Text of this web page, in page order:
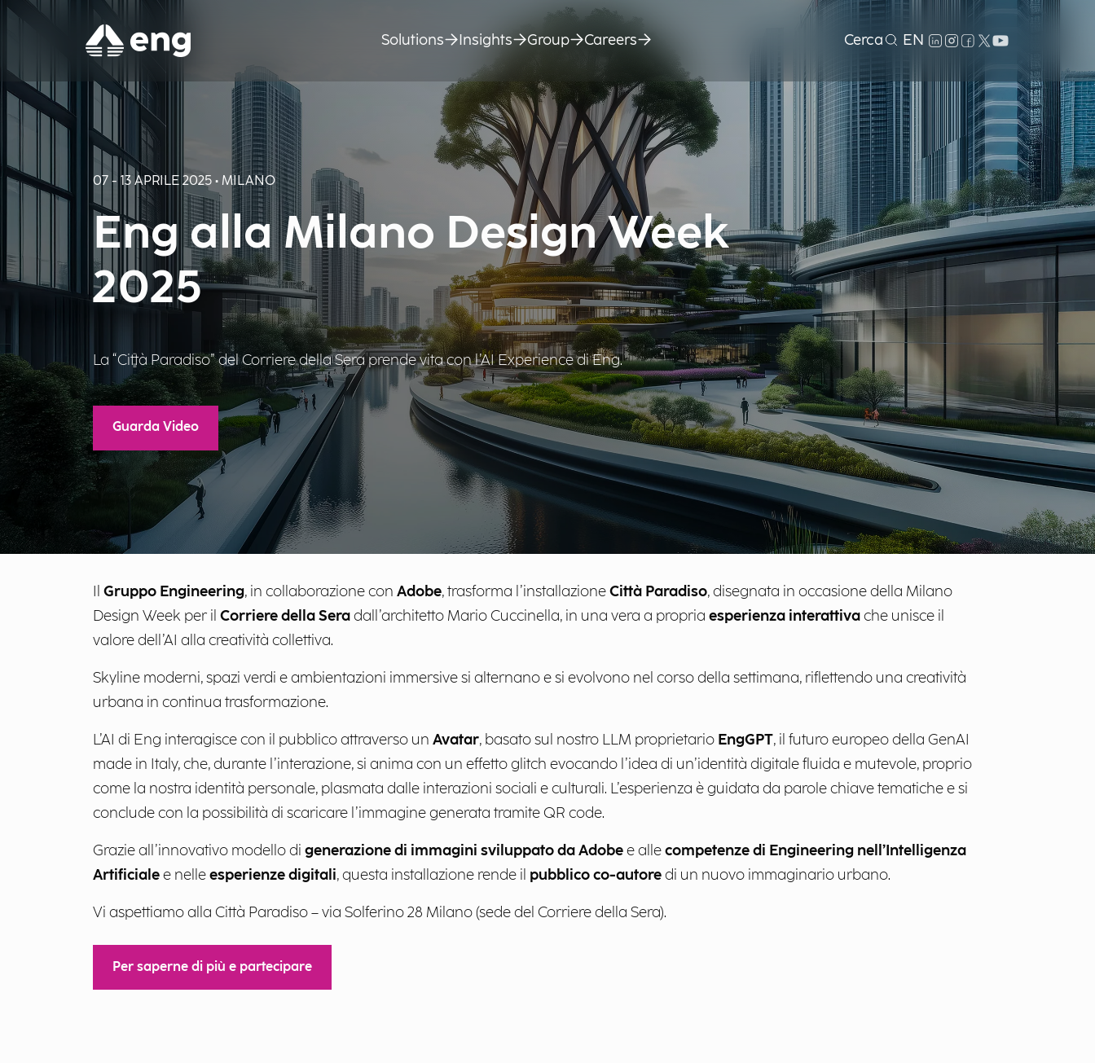
07 - 13 APRILE 2025 • MILANO
Eng alla Milano Design Week
2025
La “Città Paradiso” del Corriere della Sera prende vita con l’AI Experience di Eng.
Guarda Video
Gruppo Engineering, in collaborazione con Adobe, trasforma l’installazioneCittà Paradiso, disegnata in occasione della Milano
Design Week per il Corriere della Seradall’architetto Mario Cuccinella, in una vera a propria esperienza interattivache unisce il
valore dell’AI alla creatività collettiva.
Skyline moderni, spazi verdi e ambientazioni immersive si alternano e si evolvono nel corso della settimana, riflettendo una creatività
urbana in continua trasformazione.
L’AI di Eng interagisce con il pubblico attraverso un Avatar, basato sul nostro LLM proprietario EngGPT, il futuro europeo della GenAI
made in Italy, che, durante l’interazione, si anima con un effetto glitch evocando l’idea di un’identità digitale fluida e mutevole, proprio
come la nostra identità personale, plasmata dalle interazioni sociali e culturali. L’esperienza è guidata da parole chiave tematiche e si
conclude con la possibilità di scaricare l’immagine generata tramite QR code.
Grazie all’innovativo modello di generazione di immagini sviluppato da Adobee allecompetenze di Engineering nell’Intelligenza
Artificialee nelleesperienze digitali, questa installazione rende il pubblico co-autoredi un nuovo immaginario urbano.
Vi aspettiamo alla Città Paradiso – via Solferino 28 Milano (sede del Corriere della Sera).
Per saperne di più e partecipare
Solutions Insights Group Careers Cerca EN